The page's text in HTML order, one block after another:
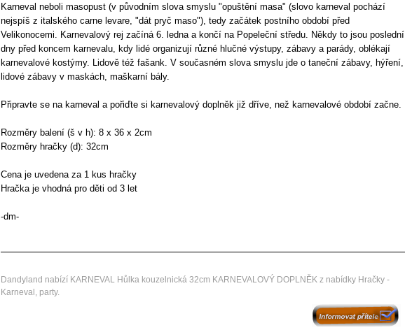
Karneval neboli masopust (v původním slova smyslu "opuštění masa" (slovo karneval pochází
nejspíš z italského carne levare, "dát pryč maso"), tedy začátek postního období před
Velikonocemi. Karnevalový rej začíná 6. ledna a končí na Popeleční středu. Někdy to jsou poslední
dny před koncem karnevalu, kdy lidé organizují různé hlučné výstupy, zábavy a parády, oblékají
karnevalové kostýmy. Lidově též fašank. V současném slova smyslu jde o taneční zábavy, hýření,
lidové zábavy v maskách, maškarní bály.
Připravte se na karneval a pořiďte si karnevalový doplněk již dříve, než karnevalové období začne.
Rozměry balení (š v h): 8 x 36 x 2cm
Rozměry hračky (d): 32cm
Cena je uvedena za 1 kus hračky
Hračka je vhodná pro děti od 3 let
-dm-
Dandyland nabízí KARNEVAL Hůlka kouzelnická 32cm KARNEVALOVÝ DOPLNĚK z nabídky Hračky -
Karneval, party.